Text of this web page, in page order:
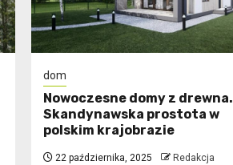
dom
Nowoczesne domy z drewna.
Skandynawska prostota w
polskim krajobrazie
22 października, 2025 Redakcja